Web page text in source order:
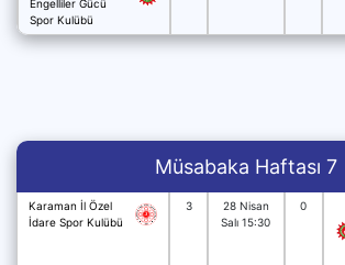
Engelliler Gücü
Spor Kulübü
Müsabaka Haftası 7
Karaman İl Özel
İdare Spor Kulübü
3
28 Nisan
Salı 15:30
0